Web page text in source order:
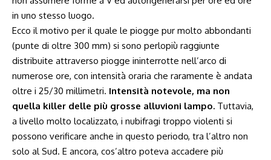
in uno stesso luogo.
Ecco il motivo per il quale le piogge pur molto abbondanti
(punte di oltre 300 mm) si sono perlopiù raggiunte
distribuite attraverso piogge ininterrotte nell’arco di
numerose ore, con intensità oraria che raramente è andata
oltre i 25/30 millimetri. Intensità notevole, ma non
quella killer delle più grosse alluvioni lampo. Tuttavia,
a livello molto localizzato, i nubifragi troppo violenti si
possono verificare anche in questo periodo, tra l’altro non
solo al Sud. E ancora, cos’altro poteva accadere più